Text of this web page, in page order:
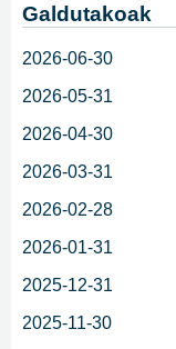
Galdutakoak
2026-06-30
2026-05-31
2026-04-30
2026-03-31
2026-02-28
2026-01-31
2025-12-31
2025-11-30